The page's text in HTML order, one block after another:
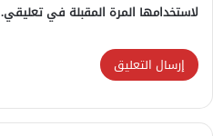
لاستخدامها المرة المقبلة في تعليقي.